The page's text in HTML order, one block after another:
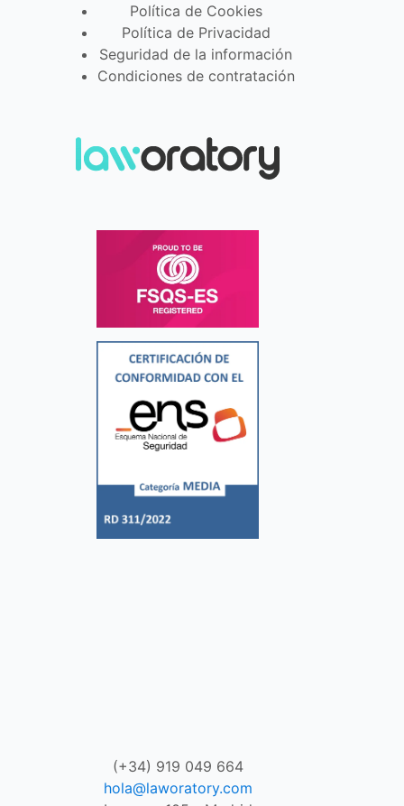
Política de Cookies
Política de Privacidad
Seguridad de la información
Condiciones de contratación
(+34) 919 049 664
hola@laworatory.com